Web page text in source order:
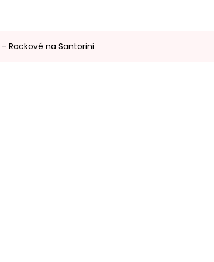
Rackové na Santorini